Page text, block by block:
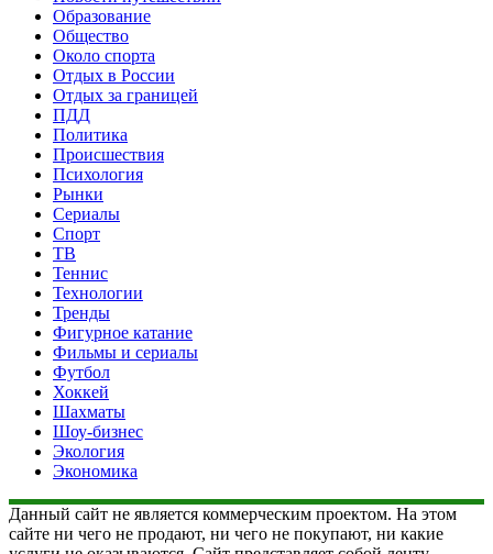
Образование
Общество
Около спорта
Отдых в России
Отдых за границей
ПДД
Политика
Происшествия
Психология
Рынки
Сериалы
Спорт
ТВ
Теннис
Технологии
Тренды
Фигурное катание
Фильмы и сериалы
Футбол
Хоккей
Шахматы
Шоу-бизнес
Экология
Экономика
Данный сайт не является коммерческим проектом. На этом
сайте ни чего не продают, ни чего не покупают, ни какие